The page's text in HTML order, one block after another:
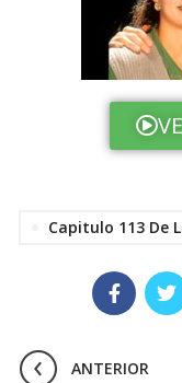
Capitulo 113 De
ANTERIOR